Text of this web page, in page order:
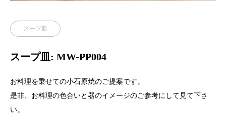
スープ皿
スープ皿: MW-PP004
お料理を乗せての小石原焼のご提案です。
是非、お料理の色合いと器のイメージのご参考にして見て下さ
い。